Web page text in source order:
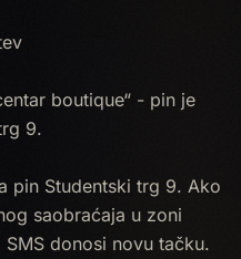
boutique“ - pin je
9.
pin Studentski trg 9. Ako
saobraćaja u zoni
donosi novu tačku.